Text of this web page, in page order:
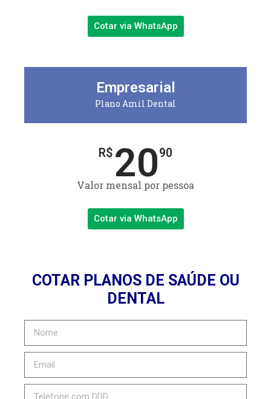
Cotar via WhatsApp
Empresarial
Plano Amil Dental
R$ 2090
Valor mensal por pessoa
Cotar via WhatsApp
COTAR PLANOS DE SAÚDE OU
DENTAL